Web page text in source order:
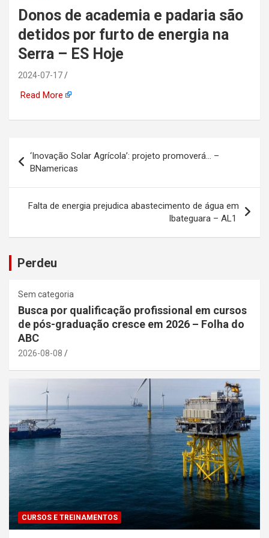
automotiva, mineração,
indústria naval, etc
Donos de academia e padaria são
detidos por furto de energia na
Serra – ES Hoje
2024-07-17
Read More
de
Post
‘Inovação Solar Agrícola’: projeto promoverá… –
BNamericas
Falta de energia prejudica abastecimento de água em
Ibateguara – AL1
Perdeu
Sem categoria
Busca por qualificação profissional em cursos
de pós-graduação cresce em 2026 – Folha do
ABC
2026-08-08
CURSOS E TREINAMENTOS